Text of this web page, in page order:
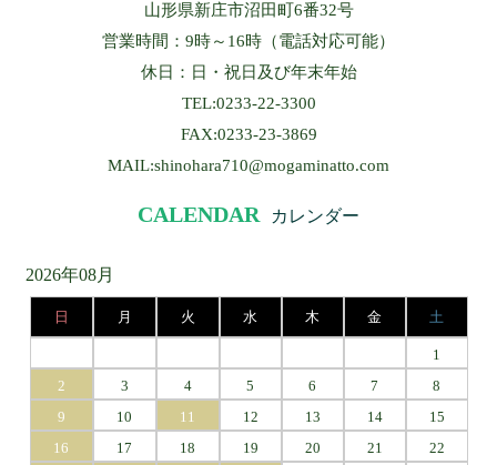
山形県新庄市沼田町6番32号
営業時間：9時～16時（電話対応可能）
休日：日・祝日及び年末年始
TEL:0233-22-3300
FAX:0233-23-3869
MAIL:shinohara710@mogaminatto.com
CALENDAR カレンダー
2026年08月
日 月 火 水 木 金 土
1
2
3 4 5 6 7
8
9
10 11 12 13 14
15
16
17 18 19 20 21
22